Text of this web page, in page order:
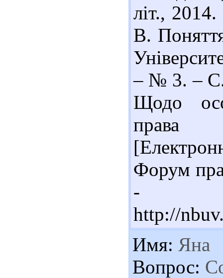
літ.,
В.
– № 3. –
Щодо
права
Форум
-
http://
Имя: Яна
Вопрос: